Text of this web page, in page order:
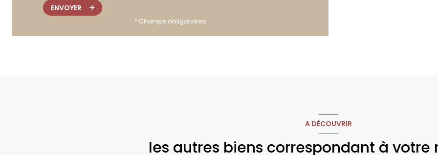
ENVOYER
* Champs obligatoires
A DÉCOUVRIR
les autres biens correspondant à votre